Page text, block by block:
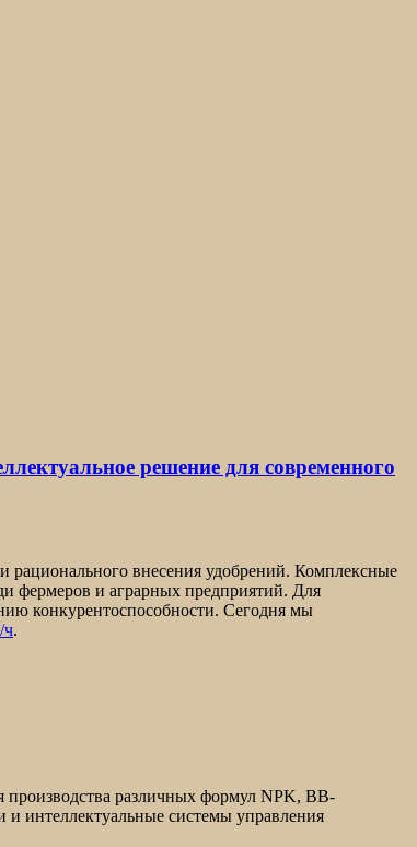
решение для современного
рационального внесения удобрений. Комплексные
фермеров и аграрных предприятий. Для
конкурентоспособности. Сегодня мы
ч.
производства различных формул NPK, BB-
интеллектуальные системы управления